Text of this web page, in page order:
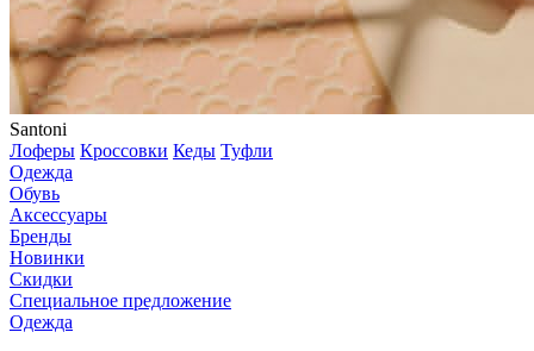
Santoni
Лоферы Кроссовки Кеды Туфли
Одежда
Обувь
Аксессуары
Бренды
Новинки
Скидки
Специальное предложение
Одежда